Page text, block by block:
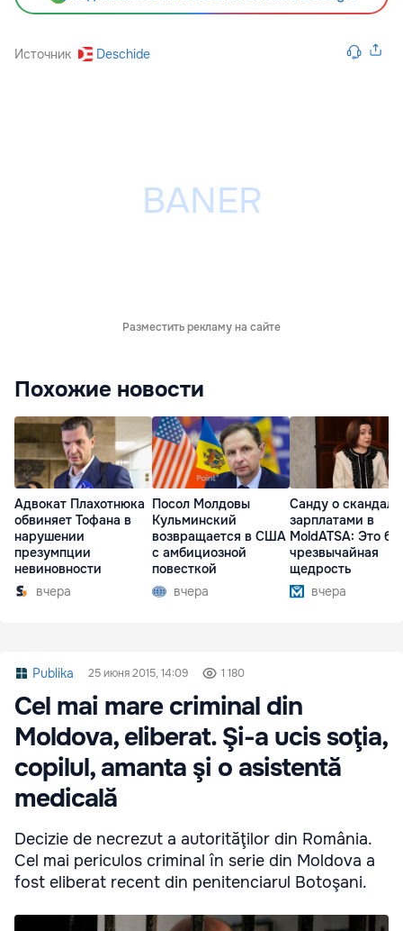
Источник Deschide
Разместить рекламу на сайте
Похожие новости
Адвокат Плахотнюка
обвиняет Тофана в
нарушении
презумпции
невиновности
вчера
Посол Молдовы
Кульминский
возвращается в США
с амбициозной
повесткой
вчера
Санду о
зарплатами в
MoldATSA: Это
чрезвычайная
щедрость
вчера
Publika 25 июня 2015, 14:09 1 180
Cel mai mare criminal din
Moldova, eliberat. Şi-a ucis soţia,
copilul, amanta şi o asistentă
medicală
Decizie de necrezut a autorităţilor din România.
Cel mai periculos criminal în serie din Moldova a
fost eliberat recent din penitenciarul Botoşani.